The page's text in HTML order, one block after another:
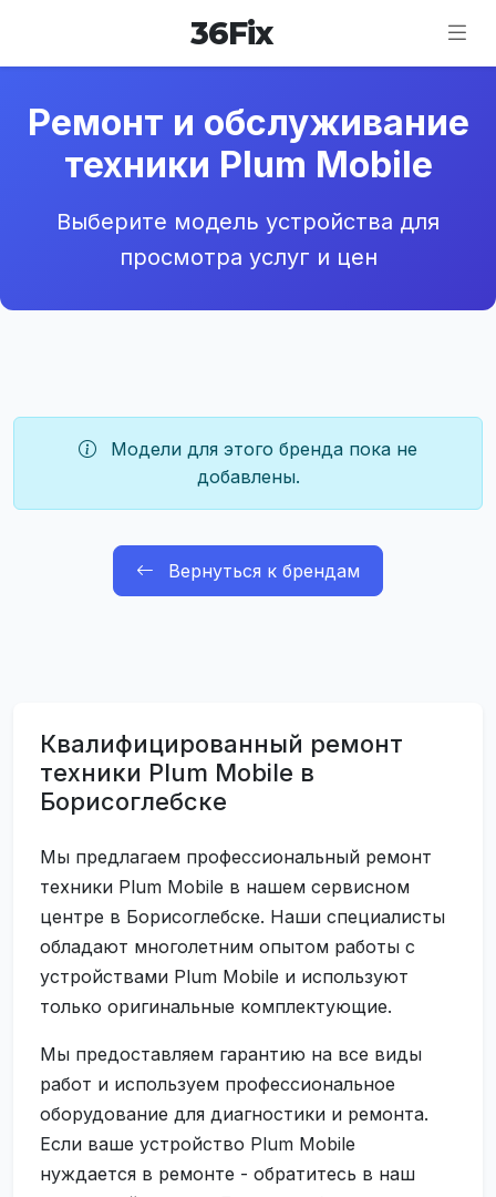
36Fix
Ремонт и обслуживание
техники Plum Mobile
Выберите модель устройства для
просмотра услуг и цен
Модели для этого бренда пока не
добавлены.
Вернуться к брендам
Квалифицированный ремонт
техники Plum Mobile в
Борисоглебске
Мы предлагаем профессиональный ремонт
техники Plum Mobile в нашем сервисном
центре в Борисоглебске. Наши специалисты
обладают многолетним опытом работы с
устройствами Plum Mobile и используют
только оригинальные комплектующие.
Мы предоставляем гарантию на все виды
работ и используем профессиональное
оборудование для диагностики и ремонта.
Если ваше устройство Plum Mobile
нуждается в ремонте - обратитесь в наш